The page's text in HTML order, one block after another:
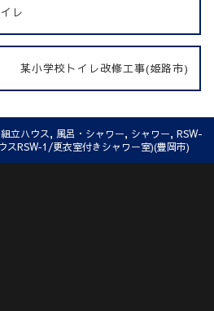
レ
某小学校トイレ改修工事(姫路市)
組立ハウス, 風呂・シャワー, シャワー, RSW-
スRSW‐1/更衣室付きシャワー室)(豊岡市)